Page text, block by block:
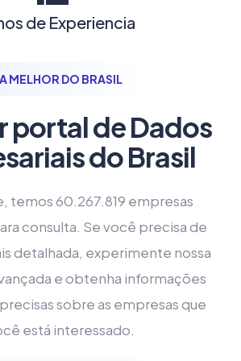
de Experiencia
A MELHOR DO BRASIL
portal de Dados
do Brasil
temos 60.267.819 empresas
consulta. Se você precisa de
detalhada, experimente nossa
e obtenha informações
sobre as empresas que
está interessado.